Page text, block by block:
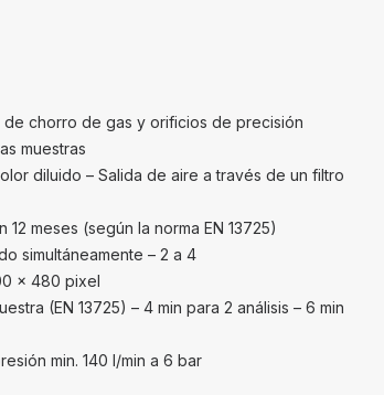
de chorro de gas y orificios de precisión
muestras
diluido – Salida de aire a través de un filtro
meses (según la norma EN 13725)
simultáneamente – 2 a 4
x 480 pixel
(EN 13725) – 4 min para 2 análisis – 6 min
min. 140 l/min a 6 bar